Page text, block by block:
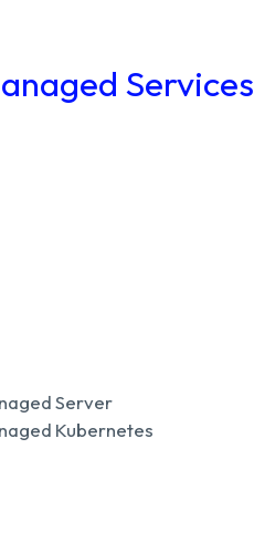
Services
Server
Kubernetes